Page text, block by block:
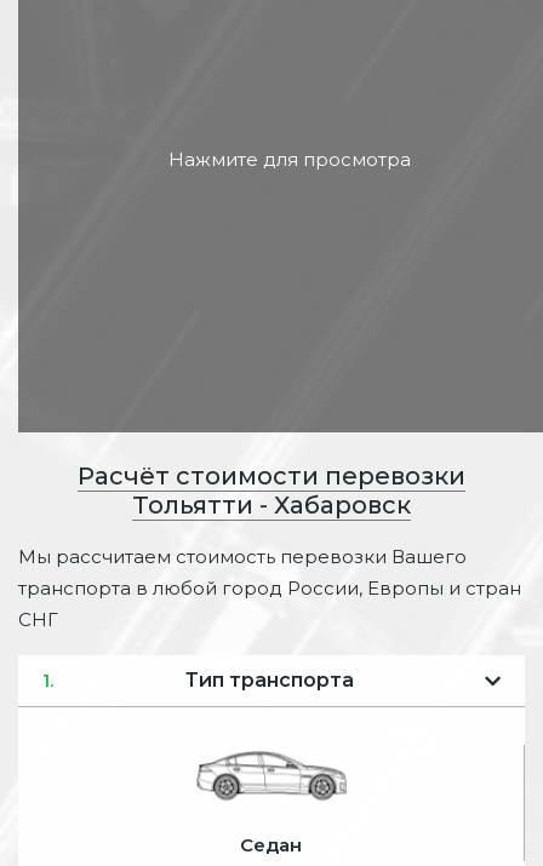
Расчёт стоимости перевозки
Тольятти - Хабаровск
Мы рассчитаем стоимость перевозки Вашего
транспорта в любой город России, Европы и стран
СНГ
1. Тип транспорта
Седан